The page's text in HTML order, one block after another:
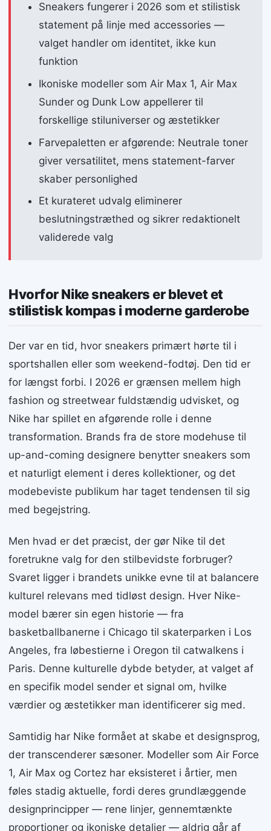
Sneakers fungerer i 2026 som et stilistisk
statement på linje med accessories —
valget handler om identitet, ikke kun
funktion
Ikoniske modeller som Air Max 1, Air Max
Sunder og Dunk Low appellerer til
forskellige stiluniverser og æstetikker
Farvepaletten er afgørende: Neutrale toner
giver versatilitet, mens statement-farver
skaber personlighed
Et kurateret udvalg eliminerer
beslutningstræthed og sikrer redaktionelt
validerede valg
Hvorfor Nike sneakers er blevet et
stilistisk kompas i moderne garderobe
Der var en tid, hvor sneakers primært hørte til i
sportshallen eller som weekend-fodtøj. Den tid er
for længst forbi. I 2026 er grænsen mellem high
fashion og streetwear fuldstændig udvisket, og
Nike har spillet en afgørende rolle i denne
transformation. Brands fra de store modehuse til
up-and-coming designere benytter sneakers som
et naturligt element i deres kollektioner, og det
modebeviste publikum har taget tendensen til sig
med begejstring.
Men hvad er det præcist, der gør Nike til det
foretrukne valg for den stilbevidste forbruger?
Svaret ligger i brandets unikke evne til at balancere
kulturel relevans med tidløst design. Hver Nike-
model bærer sin egen historie — fra
basketballbanerne i Chicago til skaterparken i Los
Angeles, fra løbestierne i Oregon til catwalkens i
Paris. Denne kulturelle dybde betyder, at valget af
en specifik model sender et signal om, hvilke
værdier og æstetikker man identificerer sig med.
Samtidig har Nike formået at skabe et designsprog,
der transcenderer sæsoner. Modeller som Air Force
1, Air Max og Cortez har eksisteret i årtier, men
føles stadig aktuelle, fordi deres grundlæggende
designprincipper — rene linjer, gennemtænkte
proportioner og ikoniske detaljer — aldrig går af